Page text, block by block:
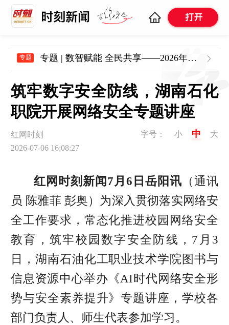
专题 专题 | 数智赋能 全民共享——2026年湖南省全民数字素养与技能提升月
筑牢数字安全防线，湖南石化
职院开展网络安全专题讲座
红网时刻
2026-07-06 16:08:27
字号： 小 中 大
红网时刻新闻7月6日岳阳讯 （通讯
员 陈雅菲 彭奥）为深入贯彻落实网络安
全工作要求，常态化推进校园网络安全
教育，筑牢校园数字安全防线，7月3
日，湖南石油化工职业技术学院图书与
信息资源中心举办《AI时代网络安全形
势与安全素养提升》专题讲座，学校各
部门负责人、师生代表参加学习。